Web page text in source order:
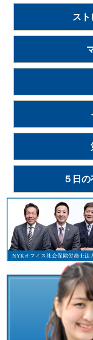
ス
５日